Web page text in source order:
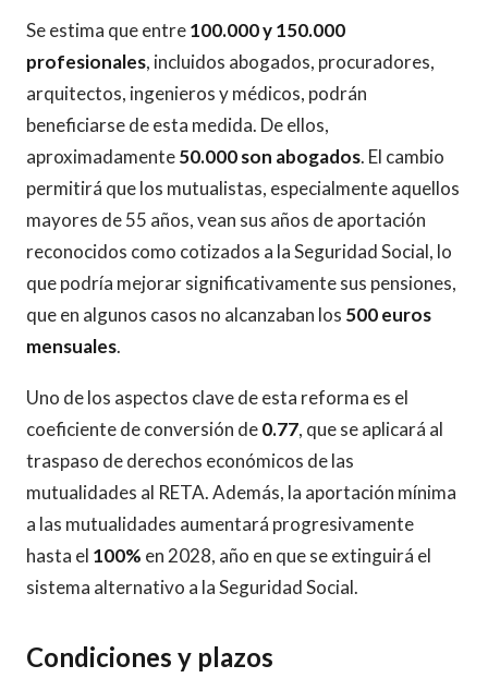
Se estima que entre100.000 y 150.000
profesionales, incluidos abogados, procuradores,
arquitectos, ingenieros y médicos, podrán
beneficiarse de esta medida. De ellos,
aproximadamente50.000 son abogados. El cambio
permitirá que los mutualistas, especialmente aquellos
mayores de 55 años, vean sus años de aportación
reconocidos como cotizados a la Seguridad Social, lo
que podría mejorar significativamente sus pensiones,
que en algunos casos no alcanzaban los 500 euros
mensuales.
Uno de los aspectos clave de esta reforma es el
coeficiente de conversión de0.77, que se aplicará al
traspaso de derechos económicos de las
mutualidades al RETA. Además, la aportación mínima
a las mutualidades aumentará progresivamente
hasta el 100% en 2028, año en que se extinguirá el
sistema alternativo a la Seguridad Social.
Condiciones y plazos